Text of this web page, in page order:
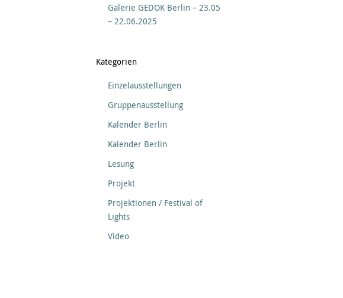
Galerie GEDOK Berlin – 23.05
– 22.06.2025
Kategorien
Einzelausstellungen
Gruppenausstellung
Kalender Berlin
Kalender Berlin
Lesung
Projekt
Projektionen / Festival of
Lights
Video